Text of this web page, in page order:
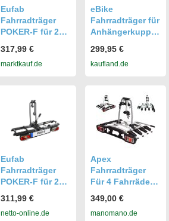
Eufab
Fahrradträger
POKER-F für 2
Fahrradheckträg
er für
317,99 €
marktkauf.de
eBike
Fahrradträger für
Anhängerkupplu
Heckträger
Radträger - Back
Fahrräder - 60kg
Zuladung -
299,95 €
kaufland.de
Eufab
Fahrradträger
POKER-F für 2
Fahrradheckträg
er für
311,99 €
netto-online.de
Apex
Fahrradträger
Für 4 Fahrräder
Anhängerkupplu
ng Abklappbar
349,00 €
manomano.de